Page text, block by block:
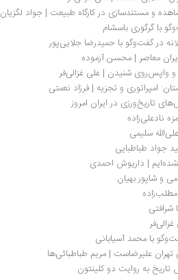
و مستندسازی در کارگاه طبیعت | جواد لگزیان
با گرگوری باسشام
در گفت‌وگو با حمیدرضا جلایی‌پور
معاصر | محسن آزموده
واپس‌روی شنیدن | علی غزالی‌فر
امپراتوری و تجزیه | فرزاد نعمتی
تاریخ‌ورزی در ایران امروز
نادعلی‌زاده
سلیمی
جواد طباطبایی
| داریوش احمدی
و شاپور بهیان
شرافتی
با محمد آسیابانی
علیرضاست | مریم طباطبائی‌ها
به روایت دو کلینتون